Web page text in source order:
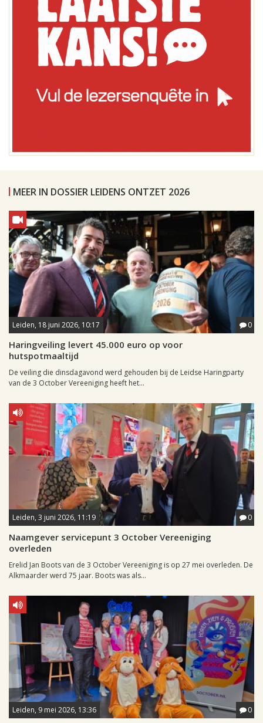
MEER IN DOSSIER LEIDENS ONTZET 2026
Leiden, 18 juni 2026, 10:17 0
Haringveiling levert 45.000 euro op voor
hutspotmaaltijd
De veiling die dinsdagavond werd gehouden bij de Leidse Haringparty
van de 3 October Vereeniging heeft het...
Leiden, 3 juni 2026, 11:19 0
Naamgever servicepunt 3 October Vereeniging
overleden
Erelid Jan Boots van de 3 October Vereeniging is op 27 mei overleden. De
Alkmaarder werd 75 jaar. Boots was als...
Leiden, 9 mei 2026, 13:36 0